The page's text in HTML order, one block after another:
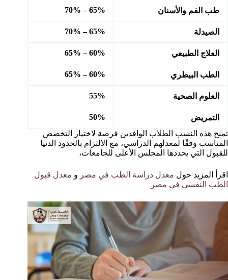
طب الفم والأسنان 65% – 70%
الصيدلة 65% – 70%
العلاج الطبيعي 60% – 65%
الطب البيطري 60% – 65%
العلوم الصحية 55%
التمريض
50%
تمنح هذه النسب الطلاب الوافدين فرصة لاختيار التخصص
المناسب وفقًا لمعدلهم الدراسي، مع الالتزام بالحدود الدنيا
للقبول التي يحددها المجلس الأعلى للجامعات،
اقرأ المزيد حول معدل دراسة الطب في مصر و معدل قبول
الطب النفسي في مصر